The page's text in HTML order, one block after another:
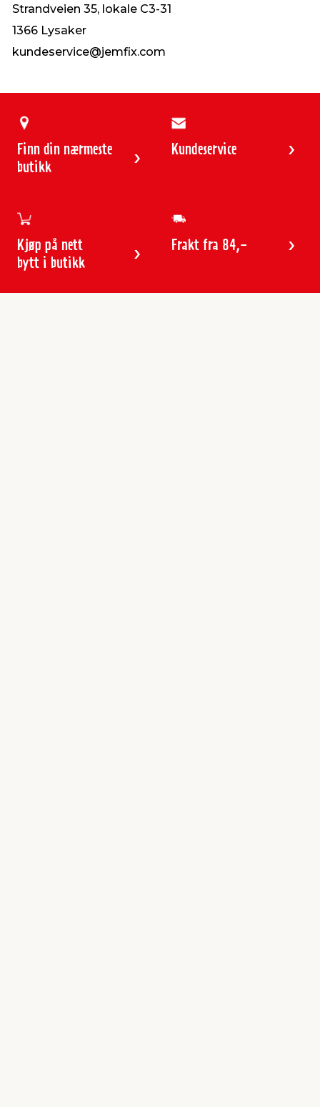
Strandveien 35, lokale C3-31
1366 Lysaker
kundeservice@jemfix.com
Finn din nærmeste
butikk
Kundeservice
Kjøp på nett
bytt i butikk
Frakt fra 84,-